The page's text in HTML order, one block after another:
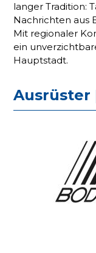
langer Tradition:
Nachrichten aus
Mit regionaler
ein
Hauptstadt.
Ausrüster